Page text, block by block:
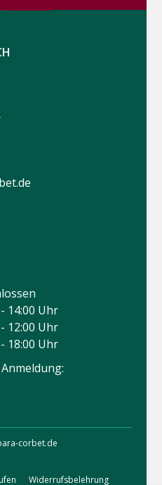
14:00 Uhr
12:00 Uhr
18:00 Uhr
corbet.de
Widerrufsbelehrung